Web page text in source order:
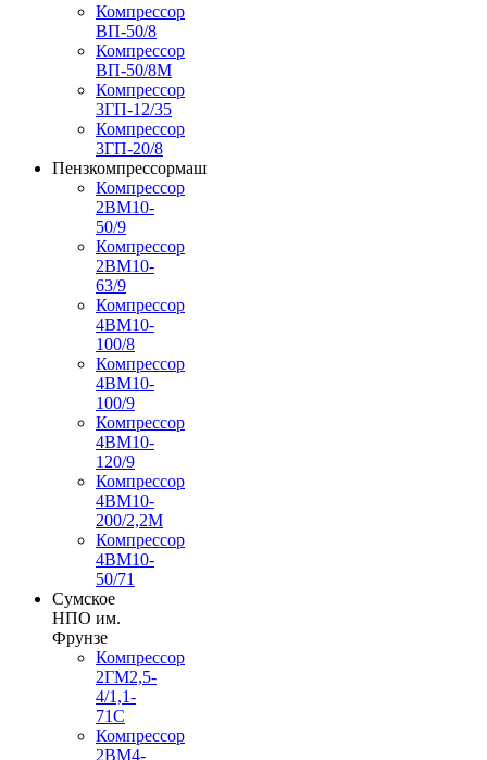
Компрессор
ВП-50/8
Компрессор
ВП-50/8М
Компрессор
3ГП-12/35
Компрессор
3ГП-20/8
Пензкомпрессормаш
Компрессор
2ВМ10-
50/9
Компрессор
2ВМ10-
63/9
Компрессор
4ВМ10-
100/8
Компрессор
4ВМ10-
100/9
Компрессор
4ВМ10-
120/9
Компрессор
4ВМ10-
200/2,2М
Компрессор
4ВМ10-
50/71
Сумское
НПО им.
Фрунзе
Компрессор
2ГМ2,5-
4/1,1-
71С
Компрессор
2ВМ4-